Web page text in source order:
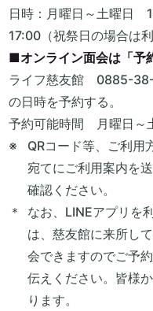
日時：月曜日～土曜日
17:00（祝祭日の場合は
■オンライン面会は「予
ライフ慈友館 0885-38-
の日時を予約する。
予約可能時間 月曜日
QRコード等、ご利用
宛てにご利用案内を
確認ください。
なお、LINEアプリを
は、慈友館に来所し
会できますのでご予
伝えください。皆様
ります。